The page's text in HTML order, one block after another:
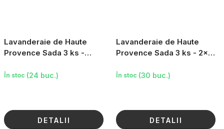
Lavanderaie de Haute
Provence Sada 3 ks -
pytlík
În stoc (24 buc.)
DETALII
Lavanderaie de Haute
Provence Sada 3 ks - 2×
olej Levandin 10
În stoc (30 buc.)
DETALII